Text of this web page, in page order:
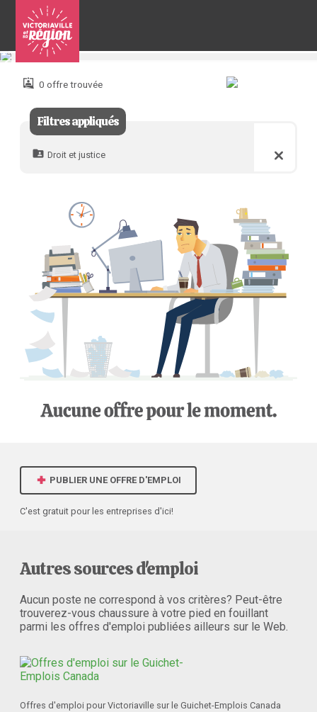
Pour
joindre 0 offre trouvée
Filtres appliqués
Droit et justice
PUBLIER UNE OFFRE D'EMPLOI
C'est gratuit pour les entreprises d'ici!
Autres sources d'emploi
Aucun poste ne correspond à vos critères? Peut-être
trouverez-vous chaussure à votre pied en fouillant
parmi les offres d'emploi publiées ailleurs sur le Web.
Offres d'emploi pour Victoriaville sur le Guichet-Emplois Canada